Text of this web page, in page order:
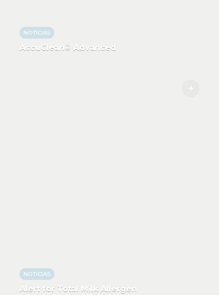
NOTICIAS
AccuClean® Advanced
NOTICIAS
Alert for Total Milk Allergen